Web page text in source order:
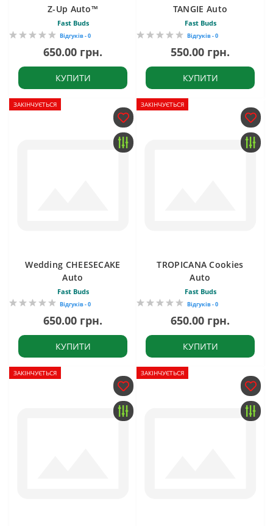
Z-Up Auto™
Fast Buds
Відгуків - 0
650.00 грн.
КУПИТИ
TANGIE Auto
Fast Buds
Відгуків - 0
550.00 грн.
КУПИТИ
ЗАКІНЧУЄТЬСЯ
Wedding CHEESECAKE
Auto
Fast Buds
Відгуків - 0
650.00 грн.
КУПИТИ
ЗАКІНЧУЄТЬСЯ
TROPICANA Cookies
Auto
Fast Buds
Відгуків - 0
650.00 грн.
КУПИТИ
ЗАКІНЧУЄТЬСЯ ЗАКІНЧУЄТЬСЯ